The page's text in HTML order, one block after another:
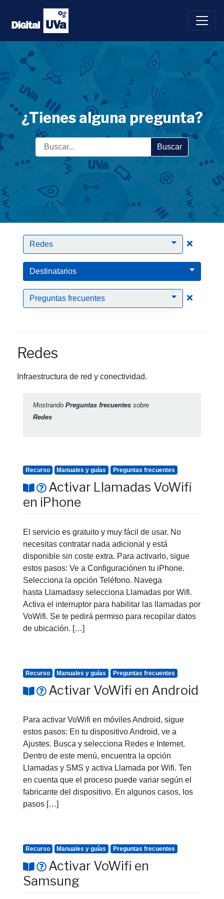
Saltar
contenido
¿Tienes alguna pregunta?
Buscar
Redes Clic
Destinatarios
Preguntas frecuentes Clic
Redes
Infraestructura de red y conectividad.
Mostrando Preguntas frecuentes sobre
Redes
Recurso Manuales y guías Preguntas frecuentes
Activar Llamadas VoWifi
en iPhone
El servicio es gratuito y muy fácil de usar. No
necesitas contratar nada adicional y está
disponible sin coste extra. Para activarlo, sigue
estos pasos: Ve a Configuraciónen tu iPhone.
Selecciona la opción Teléfono. Navega
hasta Llamadasy selecciona Llamadas por Wifi.
Activa el interruptor para habilitar las llamadas por
VoWifi. Se te pedirá permiso para recopilar datos
de ubicación. […]
Recurso Manuales y guías Preguntas frecuentes
Activar VoWifi en Android
Para activar VoWifi en móviles Android, sigue
estos pasos: En tu dispositivo Android, ve a
Ajustes. Busca y selecciona Redes e Internet.
Dentro de este menú, encuentra la opción
Llamadas y SMS y activa Llamada por Wifi. Ten
en cuenta que el proceso puede variar según el
fabricante del dispositivo. En algunos casos, los
pasos […]
Recurso Manuales y guías Preguntas frecuentes
Activar VoWifi en
Samsung